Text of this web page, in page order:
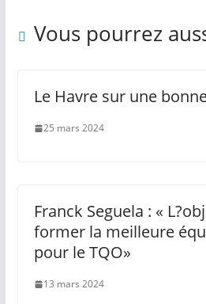
Vous pourrez
Le Havre sur une
25 mars 2024
Franck Seguela : «
former la meilleure
pour le TQO»
13 mars 2024